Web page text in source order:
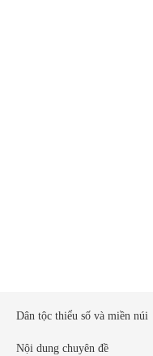
Dân tộc thiểu số và miền núi
Nội dung chuyên đề